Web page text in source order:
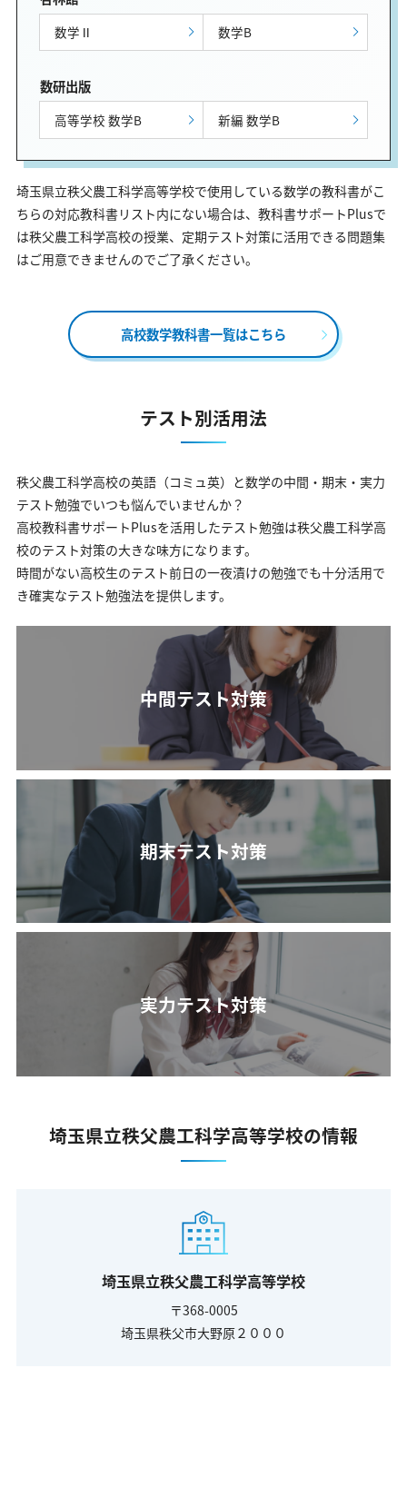
数学Ⅱ 数学B
数研出版
高等学校 数学B 新編 数学B
埼玉県立秩父農工科学高等学校で使用している数学の教科書がこ
ちらの対応教科書リスト内にない場合は、教科書サポートPlusで
は秩父農工科学高校の授業、定期テスト対策に活用できる問題集
はご用意できませんのでご了承ください。
高校数学教科書一覧はこちら
テスト別活用法
秩父農工科学高校の英語（コミュ英）と数学の中間・期末・実力
テスト勉強でいつも悩んでいませんか？
高校教科書サポートPlusを活用したテスト勉強は秩父農工科学高
校のテスト対策の大きな味方になります。
時間がない高校生のテスト前日の一夜漬けの勉強でも十分活用で
き確実なテスト勉強法を提供します。
中間テスト対策
期末テスト対策
実力テスト対策
埼玉県立秩父農工科学高等学校の情報
埼玉県立秩父農工科学高等学校
〒368-0005
埼玉県秩父市大野原２０００